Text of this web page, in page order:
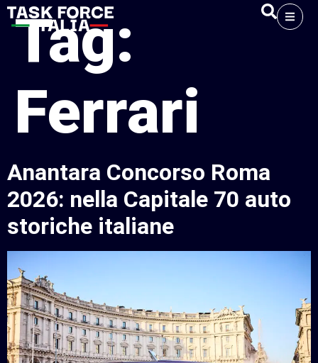
Tag:
Ferrari
Anantara Concorso Roma
2026: nella Capitale 70 auto
storiche italiane